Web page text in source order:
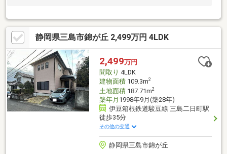
静岡県三島市錦が丘 2,499万円 4LDK
2,499万円
間取り 4LDK
建物面積109.3m2
土地面積187.71m2
築年月 1998年9月(築28年)
伊豆箱根鉄道駿豆線 三島二日町駅
徒歩35分
その他の交通
静岡県三島市錦が丘